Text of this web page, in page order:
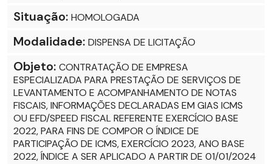
Situação: HOMOLOGADA
Modalidade: DISPENSA DE LICITAÇÃO
Objeto: CONTRATAÇÃO DE EMPRESA
ESPECIALIZADA PARA PRESTAÇÃO DE SERVIÇOS DE
LEVANTAMENTO E ACOMPANHAMENTO DE NOTAS
FISCAIS, INFORMAÇÕES DECLARADAS EM GIAS ICMS
OU EFD/SPEED FISCAL REFERENTE EXERCÍCIO BASE
2022, PARA FINS DE COMPOR O ÍNDICE DE
PARTICIPAÇÃO DE ICMS, EXERCÍCIO 2023, ANO BASE
2022, ÍNDICE A SER APLICADO A PARTIR DE 01/01/2024